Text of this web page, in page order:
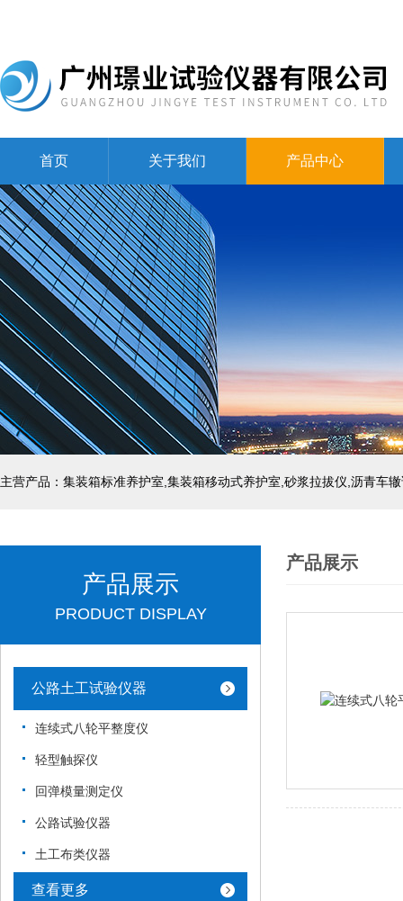
首页 关于我们 产品中心
主营产品：集装箱标准养护室,集装箱移动式养护室,砂浆拉拔仪,沥青车
产品展示
PRODUCT DISPLAY
公路土工试验仪器
连续式八轮平整度仪
轻型触探仪
回弹模量测定仪
公路试验仪器
土工布类仪器
查看更多
产品展示